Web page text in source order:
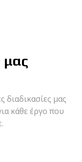
μας
διαδικασίες μας
κάθε έργο που